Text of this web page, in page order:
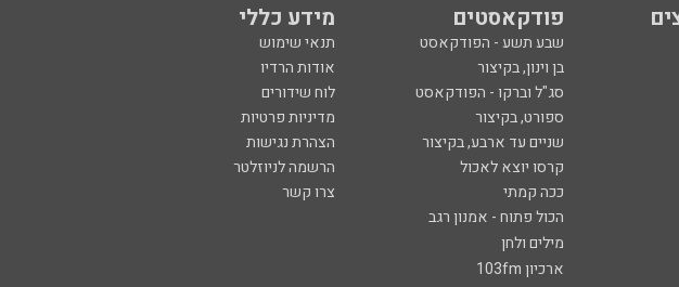
פודקאסטים מידע כללי
שבע תשע - הפודקאסט
תנאי שימוש
בן וינון, בקיצור
אודות הרדיו
סג"ל וברקו - הפודקאסט
לוח שידורים
ספורט, בקיצור
מדיניות פרטיות
שניים עד ארבע, בקיצור
הצהרת נגישות
קרסו יוצא לאכול
הרשמה לניוזלטר
ככה קמתי
צרו קשר
הכול פתוח - אמנון רגב
מילים ולחן
ארכיון 103fm